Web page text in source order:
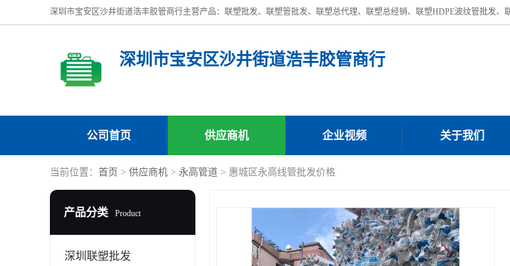
深圳市宝安区沙井街道浩丰胶管商行
公司首页 供应商机 企业视频 关于我们
当前位置： 首页 > 供应商机 > 永高管道 > 惠城区永高线管批发价格
产品分类 Product
深圳联塑批发